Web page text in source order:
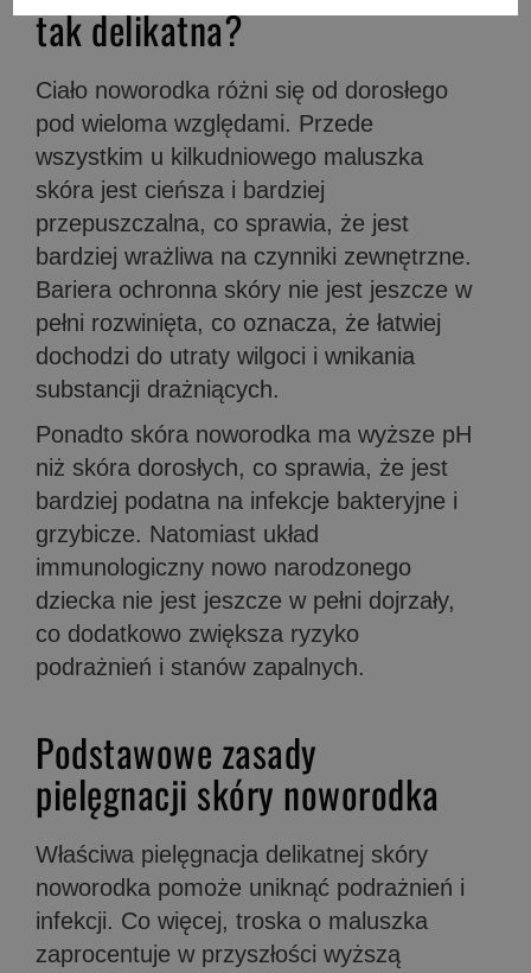
tak delikatna?
Ciało noworodka różni się od dorosłego
pod wieloma względami. Przede
wszystkim u kilkudniowego maluszka
skóra jest cieńsza i bardziej
przepuszczalna, co sprawia, że jest
bardziej wrażliwa na czynniki zewnętrzne.
Bariera ochronna skóry nie jest jeszcze w
pełni rozwinięta, co oznacza, że łatwiej
dochodzi do utraty wilgoci i wnikania
substancji drażniących.
Ponadto skóra noworodka ma wyższe pH
niż skóra dorosłych, co sprawia, że jest
bardziej podatna na infekcje bakteryjne i
grzybicze. Natomiast układ
immunologiczny nowo narodzonego
dziecka nie jest jeszcze w pełni dojrzały,
co dodatkowo zwiększa ryzyko
podrażnień i stanów zapalnych.
Podstawowe zasady
pielęgnacji skóry noworodka
Właściwa pielęgnacja delikatnej skóry
noworodka pomoże uniknąć podrażnień i
infekcji. Co więcej, troska o maluszka
zaprocentuje w przyszłości wyższą